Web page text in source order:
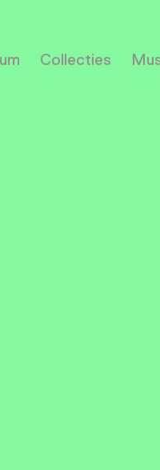
Collecties